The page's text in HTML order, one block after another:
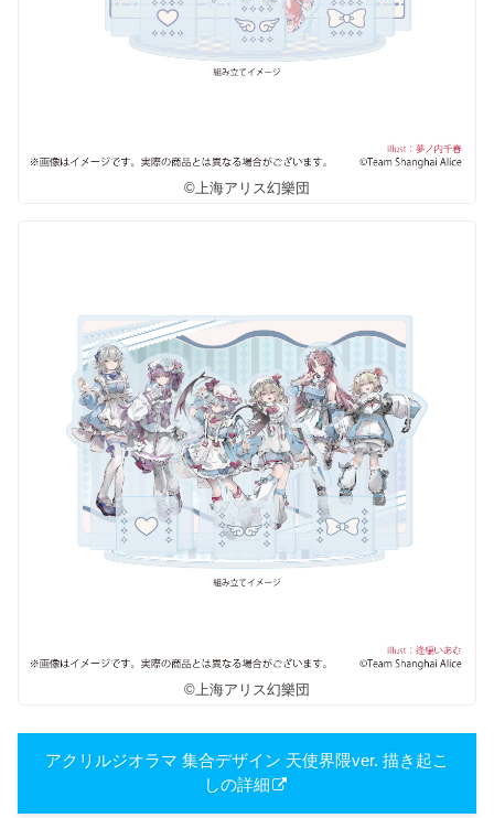
©上海アリス幻樂団
©上海アリス幻樂団
アクリルジオラマ 集合デザイン 天使界隈ver. 描き​起こ
しの詳細